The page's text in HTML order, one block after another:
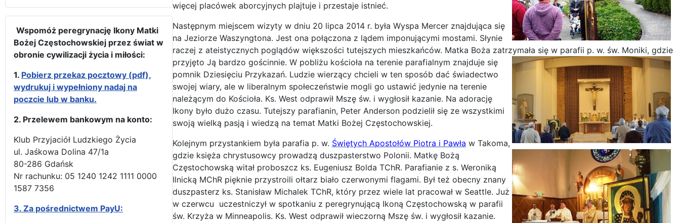
Wspomóż peregrynację Ikony Matki
Bożej Częstochowskiej przez świat w
obronie cywilizacji życia i miłości:
1. Pobierz przekaz pocztowy (pdf),
wydrukuj i wypełniony nadaj na
poczcie lub w banku.
2. Przelewem bankowym na konto:
Klub Przyjaciół Ludzkiego Życia
ul. Jaśkowa Dolina 47/1a
80-286 Gdańsk
Nr rachunku: 05 1240 1242 1111 0000
1587 7356
3. Za pośrednictwem PayU:
więcej placówek aborcyjnych plajtuje i przestaje istnieć.
Następnym miejscem wizyty w dniu 20 lipca 2014 r. była Wyspa Mercer znajdująca się
na Jeziorze Waszyngtona. Jest ona połączona z lądem imponującymi mostami. Słynie
raczej z ateistycznych poglądów większości tutejszych mieszkańców. Matka Boża zatrzymała się w parafii p. w. św. Moniki, gdzie
przyjęto Ją bardzo gościnnie. W pobliżu kościoła na terenie parafialnym znajduje się
pomnik Dziesięciu Przykazań. Ludzie wierzący chcieli w ten sposób dać świadectwo
swojej wiary, ale w liberalnym społeczeństwie mogli go ustawić jedynie na terenie
należącym do Kościoła. Ks. West odprawił Mszę św. i wygłosił kazanie. Na adorację
Ikony było dużo czasu. Tutejszy parafianin, Peter Anderson podzielił się ze wszystkimi
swoją wielką pasją i wiedzą na temat Matki Bożej Częstochowskiej.
Kolejnym przystankiem była parafia p. w. Świętych Apostołów Piotra i Pawła w Takoma,
gdzie księża chrystusowcy prowadzą duszpasterstwo Polonii. Matkę Bożą
Częstochowską witał proboszcz ks. Eugeniusz Bolda TChR. Parafianie z s. Weroniką
Ilnicką MChR pięknie przystroili ołtarz biało czerwonymi flagami. Był też obecny znany
duszpasterz ks. Stanisław Michalek TChR, który przez wiele lat pracował w Seattle. Już
w czerwcu uczestniczył w spotkaniu z peregrynującą Ikoną Częstochowską w parafii
św. Krzyża w Minneapolis. Ks. West odprawił wieczorną Mszę św. i wygłosił kazanie.